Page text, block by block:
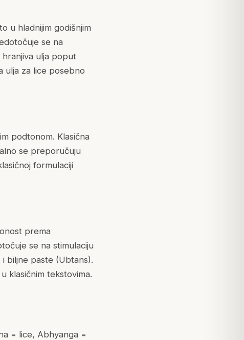
u hladnijim godišnjim
se na
ulja poput
ulja za lice posebno
podtonom. Klasična
se preporučuju
formulaciji
prema
se na stimulaciju
biljne paste (Ubtans).
klasičnim tekstovima.
= lice, Abhyanga =